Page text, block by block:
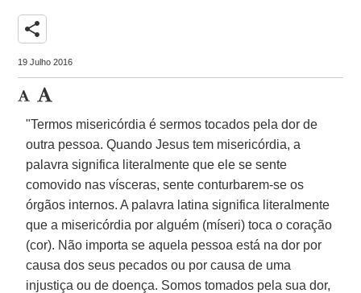
share
19 Julho 2016
"Termos misericórdia é sermos tocados pela dor de
outra pessoa. Quando Jesus tem misericórdia, a
palavra significa literalmente que ele se sente
comovido nas vísceras, sente conturbarem-se os
órgãos internos. A palavra latina significa literalmente
que a misericórdia por alguém (míseri) toca o coração
(cor). Não importa se aquela pessoa está na dor por
causa dos seus pecados ou por causa de uma
injustiça ou de doença. Somos tomados pela sua dor,